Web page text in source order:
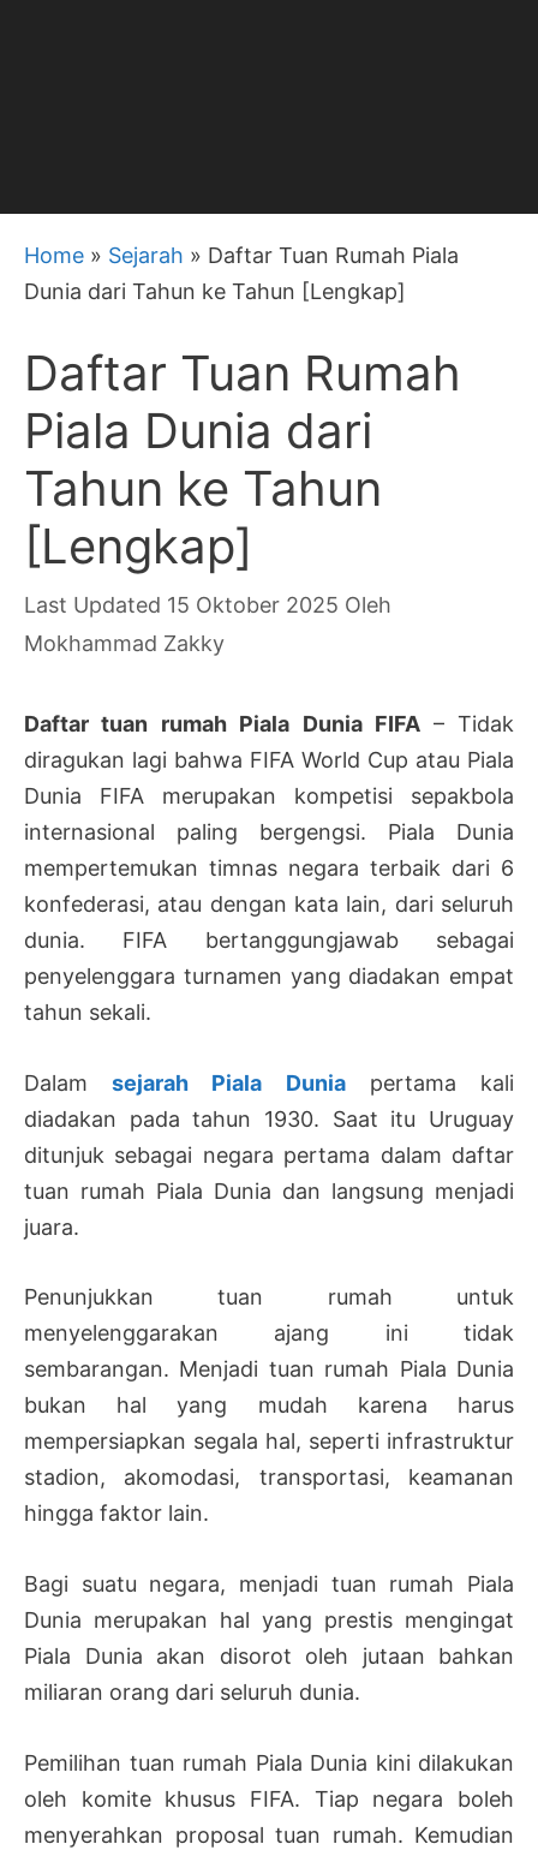
Home » Sejarah » Daftar Tuan Rumah Piala
Dunia dari Tahun ke Tahun [Lengkap]
Daftar Tuan Rumah
Piala Dunia dari
Tahun ke Tahun
[Lengkap]
15 Oktober 2025 Oleh
Mokhammad Zakky
Daftar tuan rumah Piala Dunia FIFA – Tidak
diragukan lagi bahwa FIFA World Cup atau Piala
Dunia FIFA merupakan kompetisi sepakbola
internasional paling bergengsi. Piala Dunia
mempertemukan timnas negara terbaik dari 6
konfederasi, atau dengan kata lain, dari seluruh
dunia. FIFA bertanggungjawab sebagai
penyelenggara turnamen yang diadakan empat
tahun sekali.
Dalamsejarah Piala Duniapertama kali
diadakan pada tahun 1930. Saat itu Uruguay
ditunjuk sebagai negara pertama dalam daftar
tuan rumah Piala Dunia dan langsung menjadi
juara.
Penunjukkan tuan rumah untuk
menyelenggarakan ajang ini tidak
sembarangan. Menjadi tuan rumah Piala Dunia
bukan hal yang mudah karena harus
mempersiapkan segala hal, seperti infrastruktur
stadion, akomodasi, transportasi, keamanan
hingga faktor lain.
Bagi suatu negara, menjadi tuan rumah Piala
Dunia merupakan hal yang prestis mengingat
Piala Dunia akan disorot oleh jutaan bahkan
miliaran orang dari seluruh dunia.
Pemilihan tuan rumah Piala Dunia kini dilakukan
oleh komite khusus FIFA. Tiap negara boleh
menyerahkan proposal tuan rumah. Kemudian